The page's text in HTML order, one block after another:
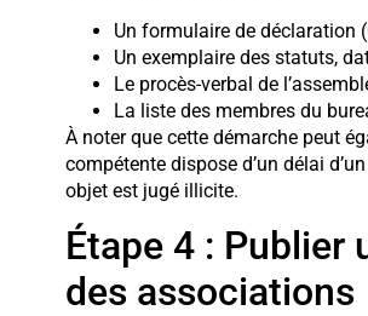
Un formulaire de déclaration
Un exemplaire des statuts,
Le procès-verbal de
La liste des membres du
À noter que cette démarche peut
compétente dispose d’un délai
objet est jugé illicite.
Étape 4 : Publier
des associations